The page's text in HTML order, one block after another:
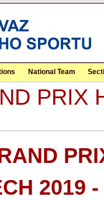
National Team
PRIX
2019